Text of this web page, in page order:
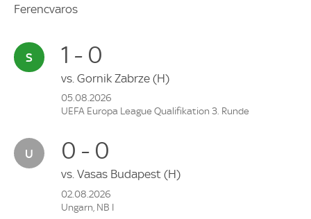
Ferencvaros
1 - 0
vs. Gornik Zabrze (H)
05.08.2026
UEFA Europa League Qualifikation 3. Runde
0 - 0
vs. Vasas Budapest (H)
02.08.2026
Ungarn, NB I